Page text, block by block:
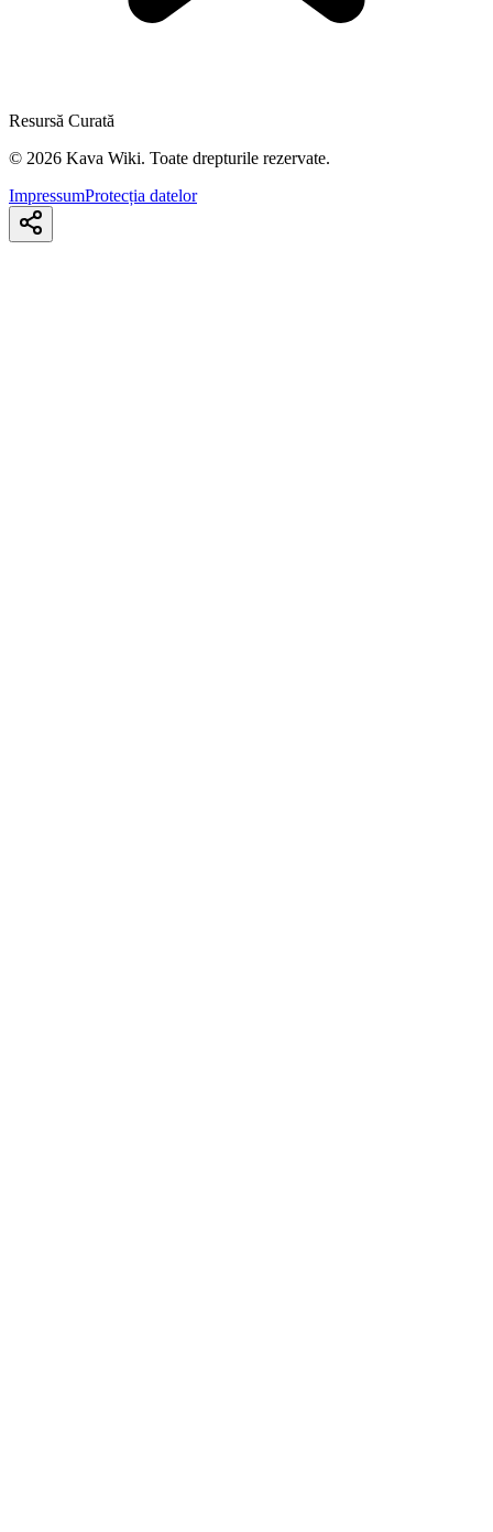
Resursă Curată
© 2026 Kava Wiki. Toate drepturile rezervate.
ImpressumProtecția datelor